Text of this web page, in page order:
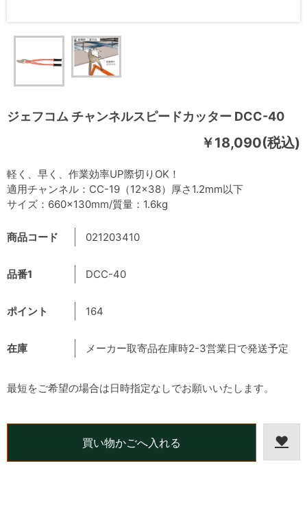
ジェフコム チャンネルスピードカッター DCC-40
￥18,090(税込)
商品コード 021203410
品番1 DCC-40
ポイント 164
在庫 メーカー取寄品在庫時2-3営業日で発送予定
軽く、早く、作業効率UP際切りOK！
適用チャンネル：CC-19（12×38）厚さ1.2mm以下
サイズ：660×130mm/質量：1.6kg
最短をご希望の場合は日時指定なしでお願いいたします。